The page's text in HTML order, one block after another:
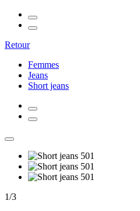
Retour
Femmes
Jeans
Short jeans
1/3